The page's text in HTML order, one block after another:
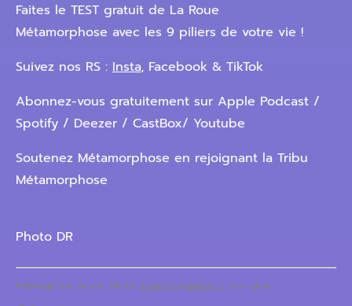
Faites le TEST gratuit de La Roue
Métamorphose avec les 9 piliers de votre vie !
Suivez nos RS : Insta, Facebook & TikTok
Abonnez-vous gratuitement sur Apple Podcast /
Spotify / Deezer / CastBox/ Youtube
Soutenez Métamorphose en rejoignant la Tribu
Métamorphose
Photo DR
Hébergé par Acast. Visitez acast.com/privacy pour plus